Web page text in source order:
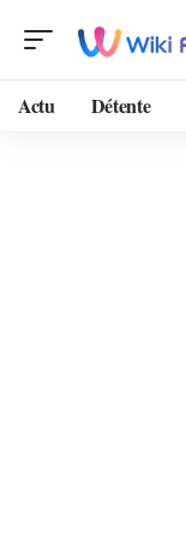
Actu Détente